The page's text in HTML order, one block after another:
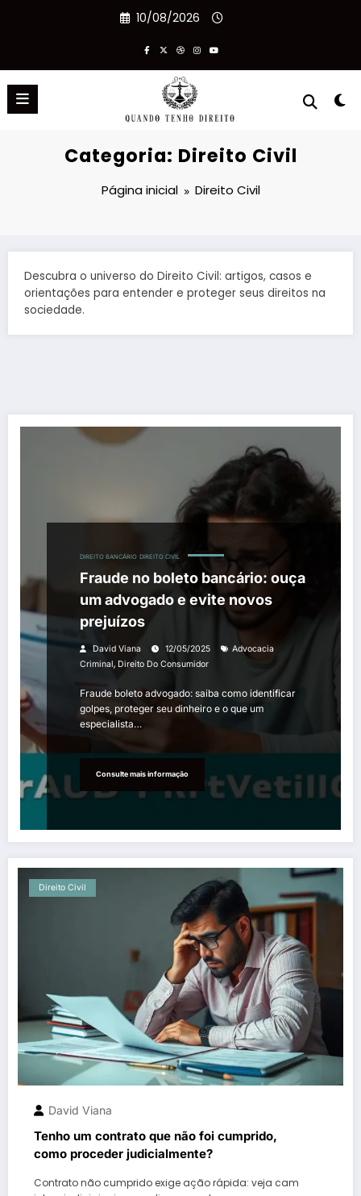
10/08/2026
Categoria: Direito Civil
Página inicial Direito Civil
Descubra o universo do Direito Civil: artigos, casos e
orientações para entender e proteger seus direitos na
sociedade.
DIREITO BANCÁRIO DIREITO CIVIL
Fraude no boleto bancário: ouça
um advogado e evite novos
prejuízos
David Viana 12/05/2025
Advocacia
Criminal, Direito Do Consumidor
Fraude boleto advogado: saiba como identificar
golpes, proteger seu dinheiro e o que um
especialista…
Consulte mais informação
Direito Civil
David Viana
Tenho um contrato que não foi cumprido,
como proceder judicialmente?
Contrato não cumprido exige ação rápida: veja cam